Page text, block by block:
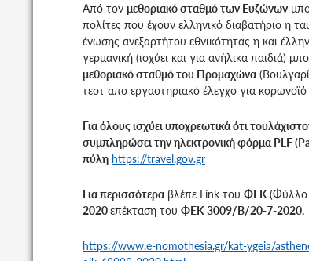
Από τον μεθοριακό σταθμό των Ευζώνων
πολίτες που έχουν ελληνικό διαβατήριο η
ένωσης ανεξαρτήτου εθνικότητας η και
γερμανική (ισχύει και για ανήλικα παιδιά)
μεθοριακό σταθμό του Προμαχώνα
τεστ απο εργαστηριακό έλεγχο για
Για όλους ισχύει υποχρεωτικά ότι
συμπληρώσει την ηλεκτρονική φόρμα PLF(
πύλη https://travel.gov.gr
Για περισσότερα βλέπε Link του ΦΕΚ(Φύλλο
2020επέκταση του ΦΕΚ 3009/Β/20-7-2020.
https://www.e-nomothesia.gr/kat-ygeia/